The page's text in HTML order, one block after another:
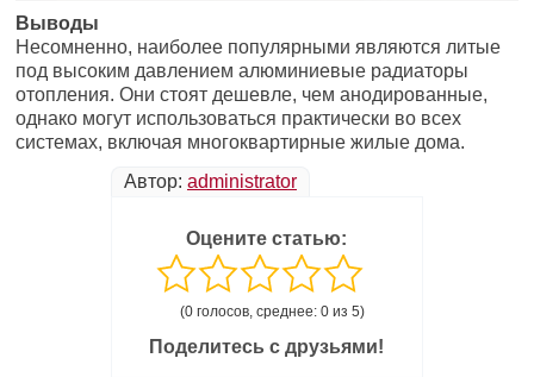
Выводы
Несомненно, наиболее популярными являются литые
под высоким давлением алюминиевые радиаторы
отопления. Они стоят дешевле, чем анодированные,
однако могут использоваться практически во всех
системах, включая многоквартирные жилые дома.
Автор: administrator
Оцените статью:
(0 голосов, среднее: 0 из 5)
Поделитесь с друзьями!